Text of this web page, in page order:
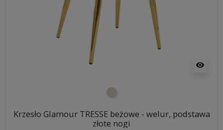
visibility
beżowy
Krzesło Glamour TRESSE beżowe - welur, podstawa
złote nogi